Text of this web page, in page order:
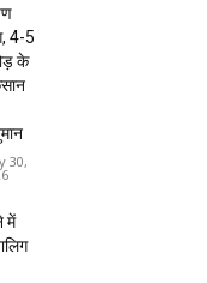
4-5
के
30,
में